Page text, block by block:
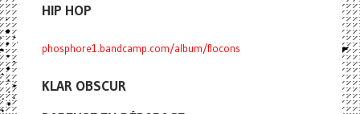
HIP HOP
phosphore1.bandcamp.com/album/flocons
KLAR OBSCUR